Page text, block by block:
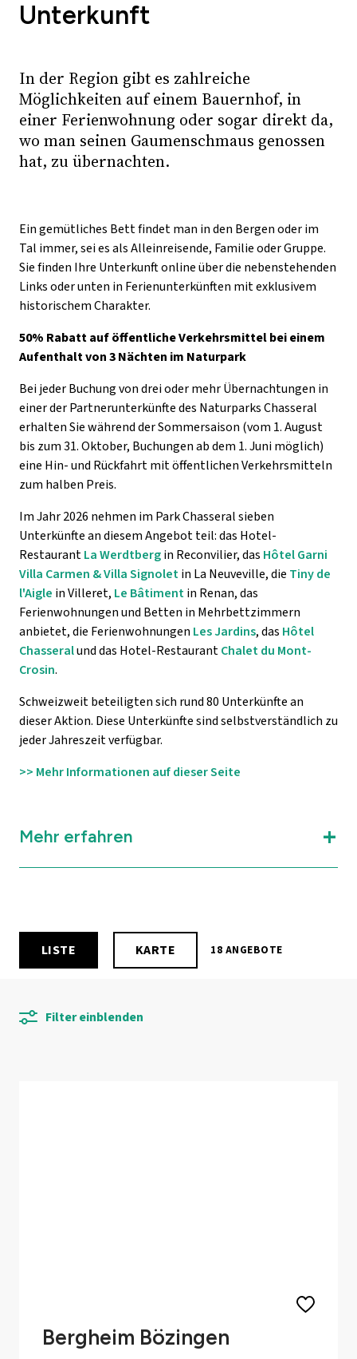
Unterkunft
In der Region gibt es zahlreiche
Möglichkeiten auf einem Bauernhof, in
einer Ferienwohnung oder sogar direkt da,
wo man seinen Gaumenschmaus genossen
hat, zu übernachten.
Ein gemütliches Bett findet man in den Bergen oder im
Tal immer, sei es als Alleinreisende, Familie oder Gruppe.
Sie finden Ihre Unterkunft online über die nebenstehenden
Links oder unten in Ferienunterkünften mit exklusivem
historischem Charakter.
50% Rabatt auf öffentliche Verkehrsmittel bei einem
Aufenthalt von 3 Nächten im Naturpark
Bei jeder Buchung von drei oder mehr Übernachtungen in
einer der Partnerunterkünfte des Naturparks Chasseral
erhalten Sie während der Sommersaison (vom 1. August
bis zum 31. Oktober, Buchungen ab dem 1. Juni möglich)
eine Hin- und Rückfahrt mit öffentlichen Verkehrsmitteln
zum halben Preis.
Im Jahr 2026 nehmen im Park Chasseral sieben
Unterkünfte an diesem Angebot teil: das Hotel-
RestaurantLa Werdtbergin Reconvilier, das Hôtel Garni
Villa Carmen & Villa Signoletin La Neuveville, die Tiny de
l'Aigle in Villeret, Le Bâtimentin Renan, das
Ferienwohnungen und Betten in Mehrbettzimmern
anbietet, die Ferienwohnungen Les Jardins, das Hôtel
Chasseralund das Hotel-RestaurantChalet du Mont-
Crosin.
Schweizweit beteiligten sich rund 80 Unterkünfte an
dieser Aktion. Diese Unterkünfte sind selbstverständlich zu
jeder Jahreszeit verfügbar.
>> Mehr Informationen auf dieser Seite
Mehr erfahren
LISTE KARTE 18 ANGEBOTE
Filter einblenden
Bergheim Bözingen